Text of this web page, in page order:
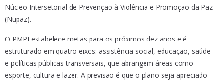
Núcleo Intersetorial de Prevenção à Violência e Promoção da Paz
(Nupaz).
O PMPI estabelece metas para os próximos dez anos e é
estruturado em quatro eixos: assistência social, educação, saúde
e políticas públicas transversais, que abrangem áreas como
esporte, cultura e lazer. A previsão é que o plano seja apreciado